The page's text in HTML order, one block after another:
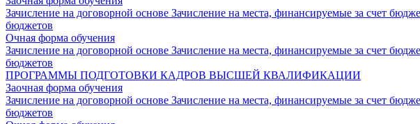
Зачисление на договорной основе Зачисление на места, финансируемые за счет
бюджетов
Очная форма обучения
Зачисление на договорной основе Зачисление на места, финансируемые за счет
бюджетов
ПРОГРАММЫ ПОДГОТОВКИ КАДРОВ ВЫСШЕЙ КВАЛИФИКАЦИИ
Заочная форма обучения
Зачисление на договорной основе Зачисление на места, финансируемые за счет
бюджетов